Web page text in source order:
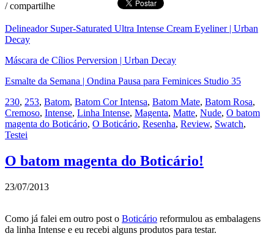
/compartilhe
Delineador Super-Saturated Ultra Intense Cream Eyeliner | Urban
Decay
Máscara de Cílios Perversion | Urban Decay
Esmalte da Semana | Ondina Pausa para Feminices Studio 35
230, 253, Batom, Batom Cor Intensa, Batom Mate, Batom Rosa,
Cremoso, Intense, Linha Intense, Magenta, Matte, Nude, O batom
magenta do Boticário, O Boticário, Resenha, Review, Swatch,
Testei
O batom magenta do Boticário!
23/07/2013
Como já falei em outro post o Boticário reformulou as embalagens
da linha Intense e eu recebi alguns produtos para testar.